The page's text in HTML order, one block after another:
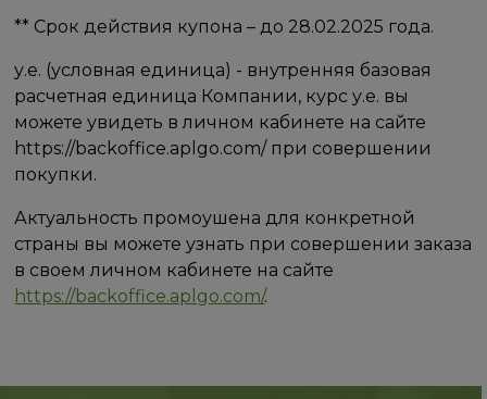
** Срок действия купона – до 28.02.2025 года.
у.е. (условная единица) - внутренняя базовая
расчетная единица Компании, курс у.е. вы
можете увидеть в личном кабинете на сайте
https://backoffice.aplgo.com/ при совершении
покупки.
Актуальность промоушена для конкретной
страны вы можете узнать при совершении заказа
в своем личном кабинете на сайте
https://backoffice.aplgo.com/.